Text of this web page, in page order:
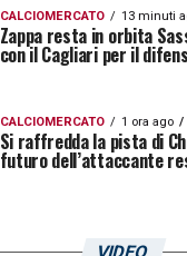
CALCIOMERCATO 13 minuti
Zappa resta in orbita
con il Cagliari per il
CALCIOMERCATO 1 ora ago
Si raffredda la pista di
futuro dell’attaccante